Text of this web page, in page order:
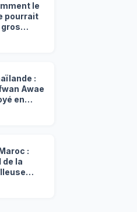
le
pourrait
à l’OM
:
Awae
en
:
de la
El